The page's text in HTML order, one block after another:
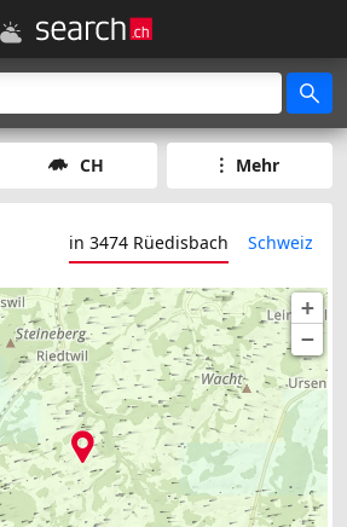
CH Mehr
in 3474 Rüedisbach Schweiz
+
−